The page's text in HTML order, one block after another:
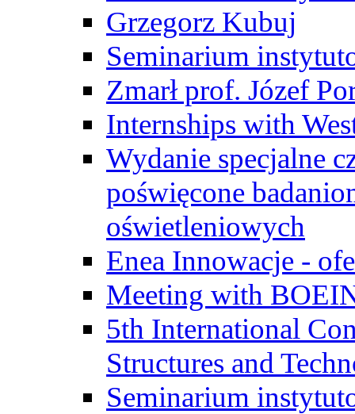
Grzegorz Kubuj
Seminarium
Zmarł prof. Józef
Internships with
Wydanie specjalne
poświęcone
oświetleniowych
Enea Innowacje -
Meeting with
5th International
Structures and
Seminarium